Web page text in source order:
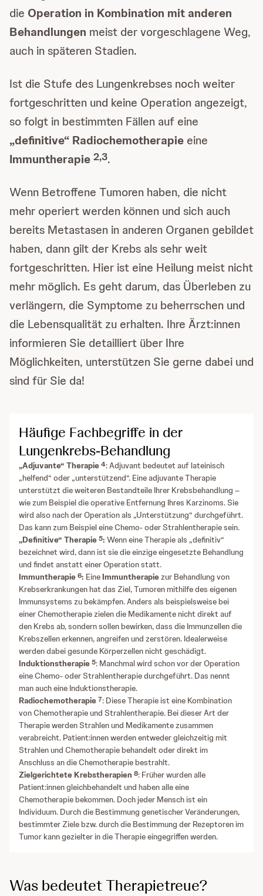
die Operation in Kombination mit anderen
Behandlungen meist der vorgeschlagene Weg,
auch in späteren Stadien.
Ist die Stufe des Lungenkrebses noch weiter
fortgeschritten und keine Operation angezeigt,
so folgt in bestimmten Fällen auf eine
„definitive“ Radiochemotherapie eine
Immuntherapie 2,3.
Wenn Betroffene Tumoren haben, die nicht
mehr operiert werden können und sich auch
bereits Metastasen in anderen Organen gebildet
haben, dann gilt der Krebs als sehr weit
fortgeschritten. Hier ist eine Heilung meist nicht
mehr möglich. Es geht darum, das Überleben zu
verlängern, die Symptome zu beherrschen und
die Lebensqualität zu erhalten. Ihre Ärzt:innen
informieren Sie detailliert über Ihre
Möglichkeiten, unterstützen Sie gerne dabei und
sind für Sie da!
Häufige Fachbegriffe in der
Lungenkrebs-Behandlung
„Adjuvante“ Therapie 4: Adjuvant bedeutet auf lateinisch
„helfend“ oder „unterstützend“. Eine adjuvante Therapie
unterstützt die weiteren Bestandteile Ihrer Krebsbehandlung –
wie zum Beispiel die operative Entfernung Ihres Karzinoms. Sie
wird also nach der Operation als „Unterstützung“ durchgeführt.
Das kann zum Beispiel eine Chemo- oder Strahlentherapie sein.
„Definitive“ Therapie 5: Wenn eine Therapie als „definitiv“
bezeichnet wird, dann ist sie die einzige eingesetzte Behandlung
und findet anstatt einer Operation statt.
Immuntherapie 6: Eine Immuntherapiezur Behandlung von
Krebserkrankungen hat das Ziel, Tumoren mithilfe des eigenen
Immunsystems zu bekämpfen. Anders als beispielsweise bei
einer Chemotherapie zielen die Medikamente nicht direkt auf
den Krebs ab, sondern sollen bewirken, dass die Immunzellen die
Krebszellen erkennen, angreifen und zerstören. Idealerweise
werden dabei gesunde Körperzellen nicht geschädigt.
Induktionstherapie 5: Manchmal wird schon vor der Operation
eine Chemo- oder Strahlentherapie durchgeführt. Das nennt
man auch eine Induktionstherapie.
Radiochemotherapie 7: Diese Therapie ist eine Kombination
von Chemotherapie und Strahlentherapie. Bei dieser Art der
Therapie werden Strahlen und Medikamente zusammen
verabreicht. Patient:innen werden entweder gleichzeitig mit
Strahlen und Chemotherapie behandelt oder direkt im
Anschluss an die Chemotherapie bestrahlt.
Zielgerichtete Krebstherapien 8: Früher wurden alle
Patient:innen gleichbehandelt und haben alle eine
Chemotherapie bekommen. Doch jeder Mensch ist ein
Individuum. Durch die Bestimmung genetischer Veränderungen,
bestimmter Ziele bzw. durch die Bestimmung der Rezeptoren im
Tumor kann gezielter in die Therapie eingegriffen werden.
Was bedeutet Therapietreue?